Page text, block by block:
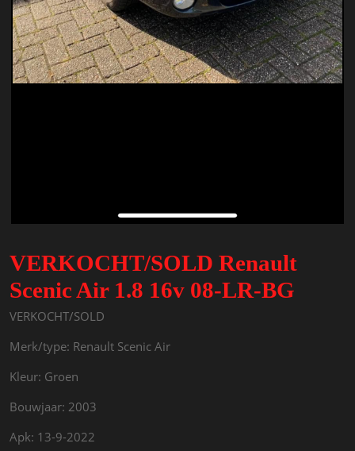
VERKOCHT/SOLD Renault
Scenic Air 1.8 16v 08-LR-BG
VERKOCHT/SOLD
Merk/type: Renault Scenic Air
Kleur: Groen
Bouwjaar: 2003
Apk: 13-9-2022